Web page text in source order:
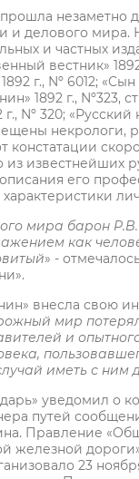
незаметно
и делового мира.
и частных
вестник» 1892
г., Nº 6012; «Сын
1892 г., Nº323,
Nº 320; «Русский
некрологи,
констатации
из известнейших
его
мира барон
как
» -
внесла свою
мир
и
иметь с ним
уведомил о
путей
Правление
железной
23